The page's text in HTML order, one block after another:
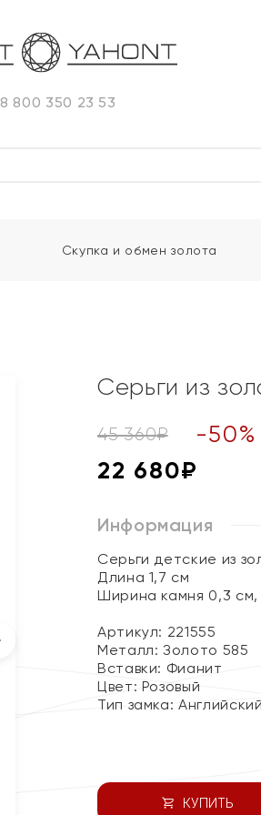
8 800 350 23 53
Скупка и обмен золота
Серьги из
45 360₽ -50%
22 680₽
Информация
Серьги детские из
Длина 1,7 см
Ширина камня 0,3 см,
Артикул: 221555
Металл:Золото 585
Вставки: Фианит
Цвет: Розовый
Тип замка:Английский
КУПИТЬ